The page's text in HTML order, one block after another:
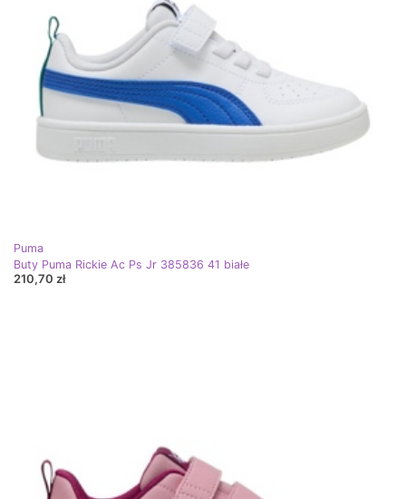
Puma
Buty Puma Rickie Ac Ps Jr 385836 41 białe
210,70 zł